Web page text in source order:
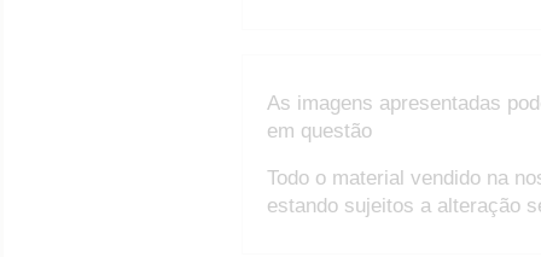
As imagens apresentadas
em questão
Todo o material vendido na
estando sujeitos a alteração